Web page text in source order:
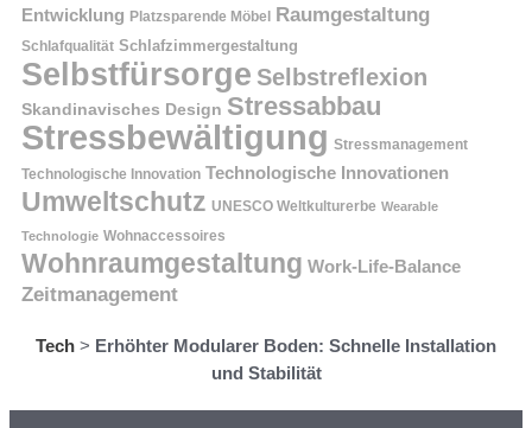
Entwicklung Platzsparende Möbel Raumgestaltung
Schlafqualität Schlafzimmergestaltung
Selbstfürsorge Selbstreflexion
Skandinavisches Design Stressabbau
Stressbewältigung Stressmanagement
Technologische Innovation Technologische Innovationen
Umweltschutz UNESCO Weltkulturerbe Wearable
Technologie Wohnaccessoires
Wohnraumgestaltung Work-Life-Balance
Zeitmanagement
Tech > Erhöhter Modularer Boden: Schnelle Installation
und Stabilität